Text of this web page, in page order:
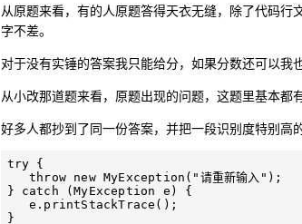
从原题来看，有的人原题答得天衣无缝，除了代码
字不差。
对于没有实锤的答案我只能给分，如果分数还可以我
从小改那道题来看，原题出现的问题，这题里基本都
好多人都抄到了同一份答案，并把一段识别度特别高
try {
   throw new MyException("请重新输入");
} catch (MyException e) {
   e.printStackTrace();